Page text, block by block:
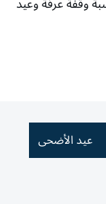
عيد الأضحى